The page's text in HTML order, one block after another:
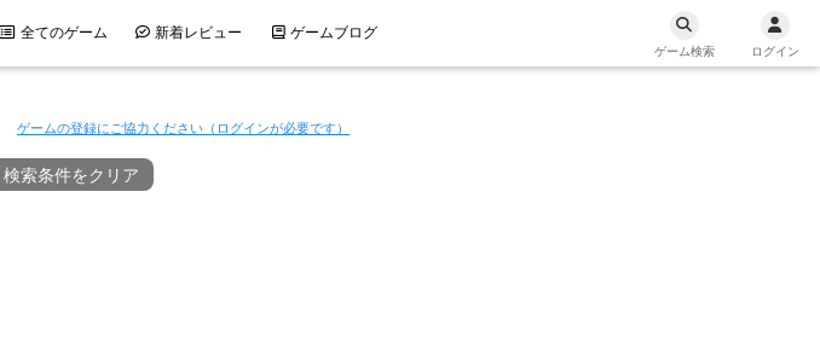
全てのゲーム 新着レビュー ゲームブログ
ゲーム検索 ログイン
ゲームの登録にご協力ください（ログインが必要です）
検索条件をクリア